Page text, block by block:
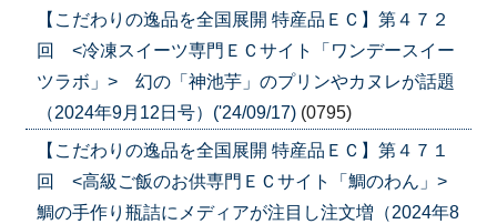
【こだわりの逸品を全国展開 特産品ＥＣ】第４７２
回 <冷凍スイーツ専門ＥＣサイト「ワンデースイー
ツラボ」> 幻の「神池芋」のプリンやカヌレが話題
（2024年9月12日号）('24/09/17) (0795)
【こだわりの逸品を全国展開 特産品ＥＣ】第４７１
回 <高級ご飯のお供専門ＥＣサイト「鯛のわん」>
鯛の手作り瓶詰にメディアが注目し注文増（2024年8